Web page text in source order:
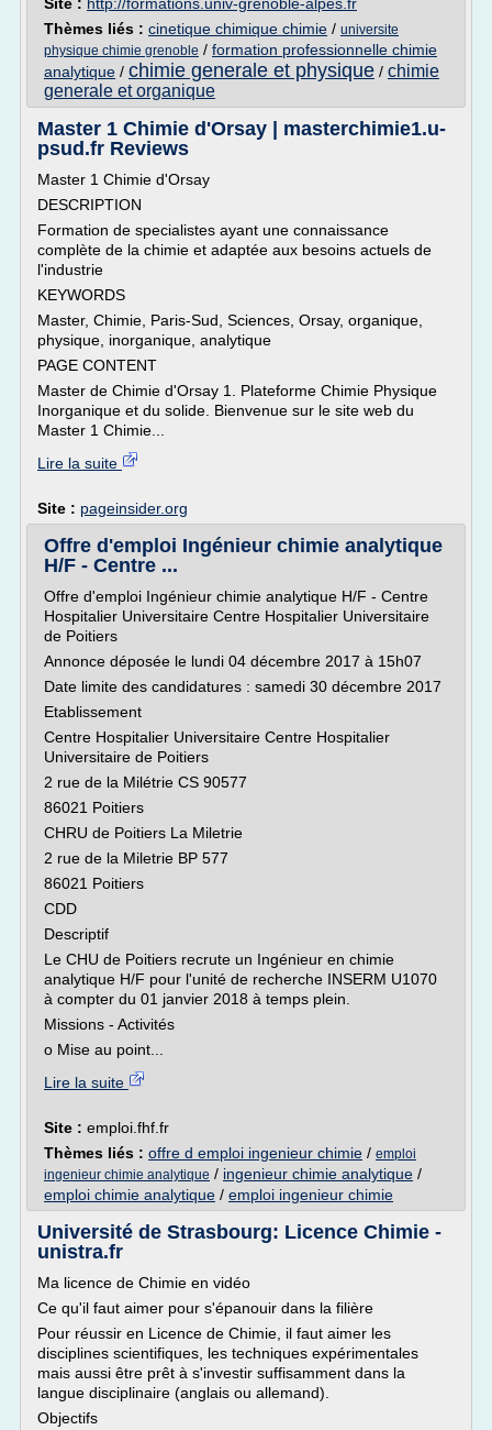
Thèmes liés : cinetique chimique chimie / universite
physique chimie grenoble / formation professionnelle chimie
analytique / chimie generale et physique / chimie
generale et organique
Master 1 Chimie d'Orsay | masterchimie1.u-
psud.fr Reviews
Master 1 Chimie d'Orsay
DESCRIPTION
Formation de specialistes ayant une connaissance
complète de la chimie et adaptée aux besoins actuels de
l'industrie
KEYWORDS
Master, Chimie, Paris-Sud, Sciences, Orsay, organique,
physique, inorganique, analytique
PAGE CONTENT
Master de Chimie d'Orsay 1. Plateforme Chimie Physique
Inorganique et du solide. Bienvenue sur le site web du
Master 1 Chimie...
Lire la suite
Site : pageinsider.org
Offre d'emploi Ingénieur chimie analytique
H/F - Centre ...
Offre d'emploi Ingénieur chimie analytique H/F - Centre
Hospitalier Universitaire Centre Hospitalier Universitaire
de Poitiers
Annonce déposée le lundi 04 décembre 2017 à 15h07
Date limite des candidatures : samedi 30 décembre 2017
Etablissement
Centre Hospitalier Universitaire Centre Hospitalier
Universitaire de Poitiers
2 rue de la Milétrie CS 90577
86021 Poitiers
CHRU de Poitiers La Miletrie
2 rue de la Miletrie BP 577
86021 Poitiers
CDD
Descriptif
Le CHU de Poitiers recrute un Ingénieur en chimie
analytique H/F pour l'unité de recherche INSERM U1070
à compter du 01 janvier 2018 à temps plein.
Missions - Activités
o Mise au point...
Lire la suite
Site : emploi.fhf.fr
Thèmes liés : offre d emploi ingenieur chimie / emploi
ingenieur chimie analytique / ingenieur chimie analytique /
emploi chimie analytique / emploi ingenieur chimie
Université de Strasbourg: Licence Chimie -
unistra.fr
Ma licence de Chimie en vidéo
Ce qu'il faut aimer pour s'épanouir dans la filière
Pour réussir en Licence de Chimie, il faut aimer les
disciplines scientifiques, les techniques expérimentales
mais aussi être prêt à s'investir suffisamment dans la
langue disciplinaire (anglais ou allemand).
Objectifs